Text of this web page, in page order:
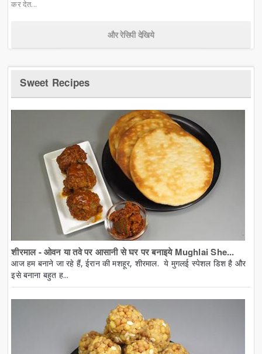
कर देत...
और रेसिपी देखिये
Sweet Recipes
शीरमाल - ओवन या तवे पर आसानी से घर पर बनाइये Mughlai She...
आज हम बनाने जा रहे हैं, ईरान की मशहूर, शीरमाल. ये मुगलई स्पेशल डिश है और
इसे बनाना बहुत ह...